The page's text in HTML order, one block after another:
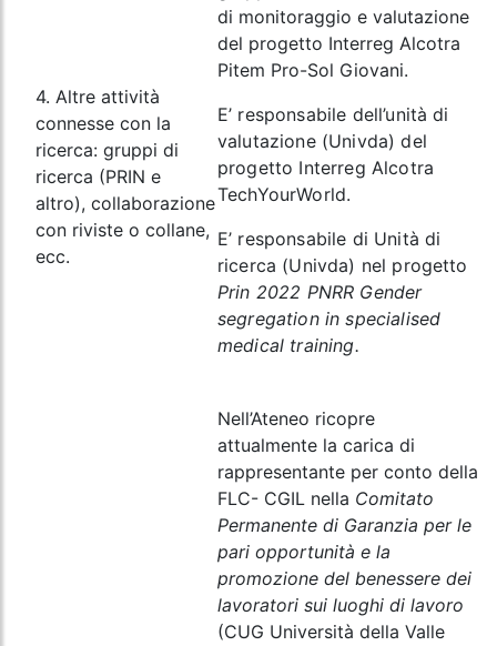
4. Altre attività
connesse con la
ricerca: gruppi di
ricerca (PRIN e
altro), collaborazione
con riviste o collane,
ecc.
di monitoraggio e valutazione
del progetto Interreg Alcotra
Pitem Pro-Sol Giovani.
E’ responsabile dell’unità di
valutazione (Univda) del
progetto Interreg Alcotra
TechYourWorld.
E’ responsabile di Unità di
ricerca (Univda) nel progetto
Prin 2022 PNRR Gender
segregation in specialised
medical training.
Nell’Ateneo ricopre
attualmente la carica di
rappresentante per conto della
FLC- CGIL nella Comitato
Permanente di Garanzia per le
pari opportunità e la
promozione del benessere dei
lavoratori sui luoghi di lavoro
(CUG Università della Valle